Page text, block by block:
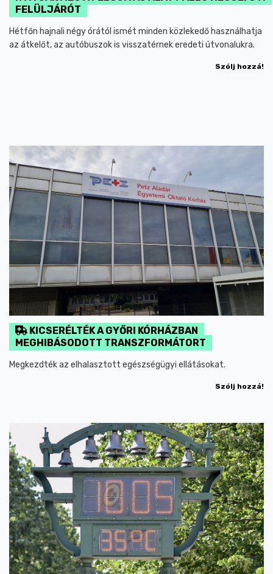
FELÜLJÁRÓT
Hétfőn hajnali négy órától ismét minden közlekedő használhatja
az átkelőt, az autóbuszok is visszatérnek eredeti útvonalukra.
Szólj hozzá!
KICSERÉLTÉK A GYŐRI KÓRHÁZBAN
MEGHIBÁSODOTT TRANSZFORMÁTORT
Megkezdték az elhalasztott egészségügyi ellátásokat.
Szólj hozzá!